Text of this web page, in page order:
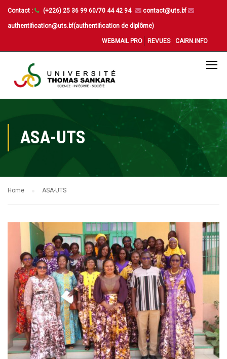
Contact : (+226) 25 36 99 60/70 44 42 94 contact@uts.bf
authentification@uts.bf(authentification de diplôme)
WEBMAIL PRO REVUES CAIRN.INFO
ASA-UTS
Home ASA-UTS